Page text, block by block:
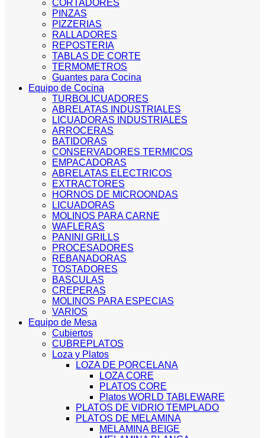
CORTADORES
PINZAS
PIZZERIAS
RALLADORES
REPOSTERIA
TABLAS DE CORTE
TERMOMETROS
Guantes para Cocina
Equipo de Cocina
TURBOLICUADORES
ABRELATAS INDUSTRIALES
LICUADORAS INDUSTRIALES
ARROCERAS
BATIDORAS
CONSERVADORES TERMICOS
EMPACADORAS
ABRELATAS ELECTRICOS
EXTRACTORES
HORNOS DE MICROONDAS
LICUADORAS
MOLINOS PARA CARNE
WAFLERAS
PANINI GRILLS
PROCESADORES
REBANADORAS
TOSTADORES
BASCULAS
CREPERAS
MOLINOS PARA ESPECIAS
VARIOS
Equipo de Mesa
Cubiertos
CUBREPLATOS
Loza y Platos
LOZA DE PORCELANA
LOZA CORE
PLATOS CORE
Platos WORLD TABLEWARE
PLATOS DE VIDRIO TEMPLADO
PLATOS DE MELAMINA
MELAMINA BEIGE